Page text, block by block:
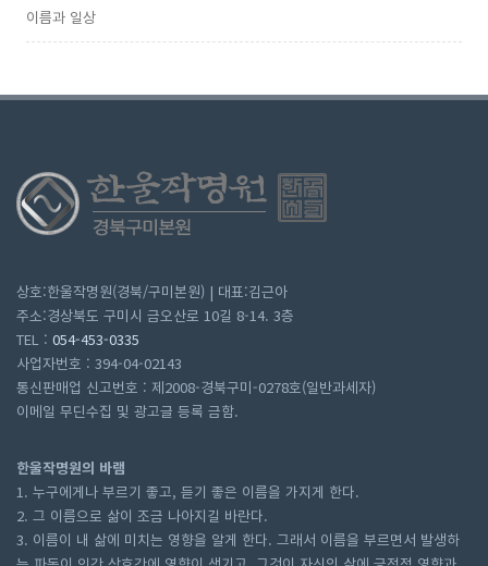
이름과 일상
상호:한울작명원(경북/구미본원) | 대표:김근아
주소:경상북도 구미시 금오산로 10길 8-14. 3층
TEL : 054-453-0335
사업자번호 : 394-04-02143
통신판매업 신고번호 : 제2008-경북구미-0278호(일반과세자)
이메일 무딘수집 및 광고글 등록 금함.
한울작명원의 바램
1. 누구에게나 부르기 좋고, 듣기 좋은 이름을 가지게 한다.
2. 그 이름으로 삶이 조금 나아지길 바란다.
3. 이름이 내 삶에 미치는 영향을 알게 한다. 그래서 이름을 부르면서 발생하